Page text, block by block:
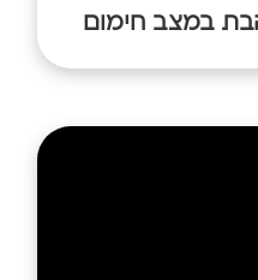
במצב חימום